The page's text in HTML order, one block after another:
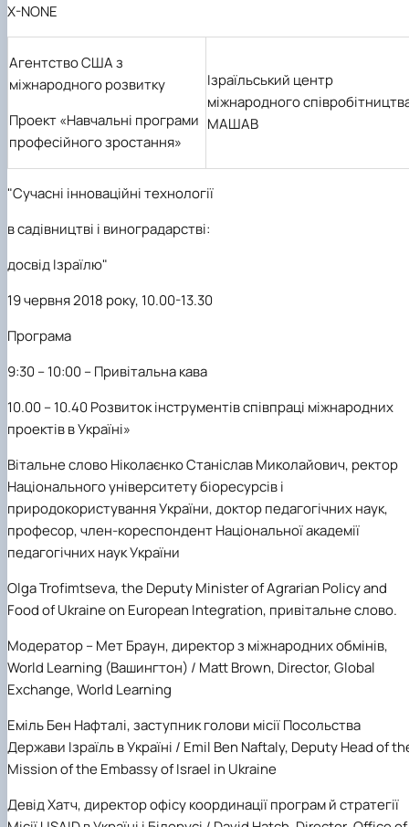
X-NONE
Агентство США з
міжнародного розвитку
Проект «Навчальні програми
професійного зростання»
Ізраїльський центр
міжнародного
МАШАВ
"Сучасні інноваційні технології
в садівництві і виноградарстві:
досвід Ізраїлю"
19 червня 2018 року, 10.00-13.30
Програма
9:30 – 10:00 – Привітальна кава
10.00 – 10.40 Розвиток інструментівспівпраці міжнародних
проектів в Україні»
Вітальне слово Ніколаєнко Станіслав Миколайович, ректор
Національного університету біоресурсів і
природокористування України, доктор педагогічних наук,
професор, член-кореспондент Національної академії
педагогічних наук України
Olga Trofimtseva,the Deputy Minister of Agrarian Policy and
Food of Ukraine on European Integration, привітальне слово.
Модератор– Мет Браун, директор з міжнародних обмінів,
World Learning (Вашингтон) / Matt Brown, Director, Global
Exchange, World Learning
Еміль Бен Нафталі,заступник голови місії Посольства
Держави Ізраїльв Україні / Emil Ben Naftaly, Deputy Head of
Mission of the Embassy of Israel in Ukraine
Девід Хатч,директор офісу координації програм й стратегії